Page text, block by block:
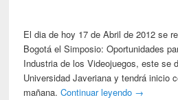
El dia de hoy 17 de Abril de 2012 se
Bogotá el Simposio: Oportunidades
Industria de los Videojuegos, este se
Universidad Javeriana y tendrá inicio
mañana.Continuar leyendo →